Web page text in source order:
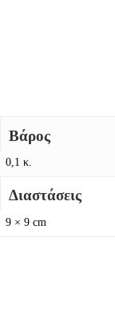
Βάρος
0,1 κ.
Διαστάσεις
9 × 9 cm